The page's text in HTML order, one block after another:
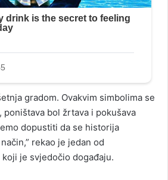
gradom. Ovakvim simbolima se
bol žrtava i pokušava
dopustiti da se historija
rekao je jedan od
je svjedočio događaju.